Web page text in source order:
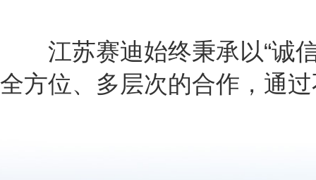
江苏赛迪始终秉承以“诚信
全方位、多层次的合作，通